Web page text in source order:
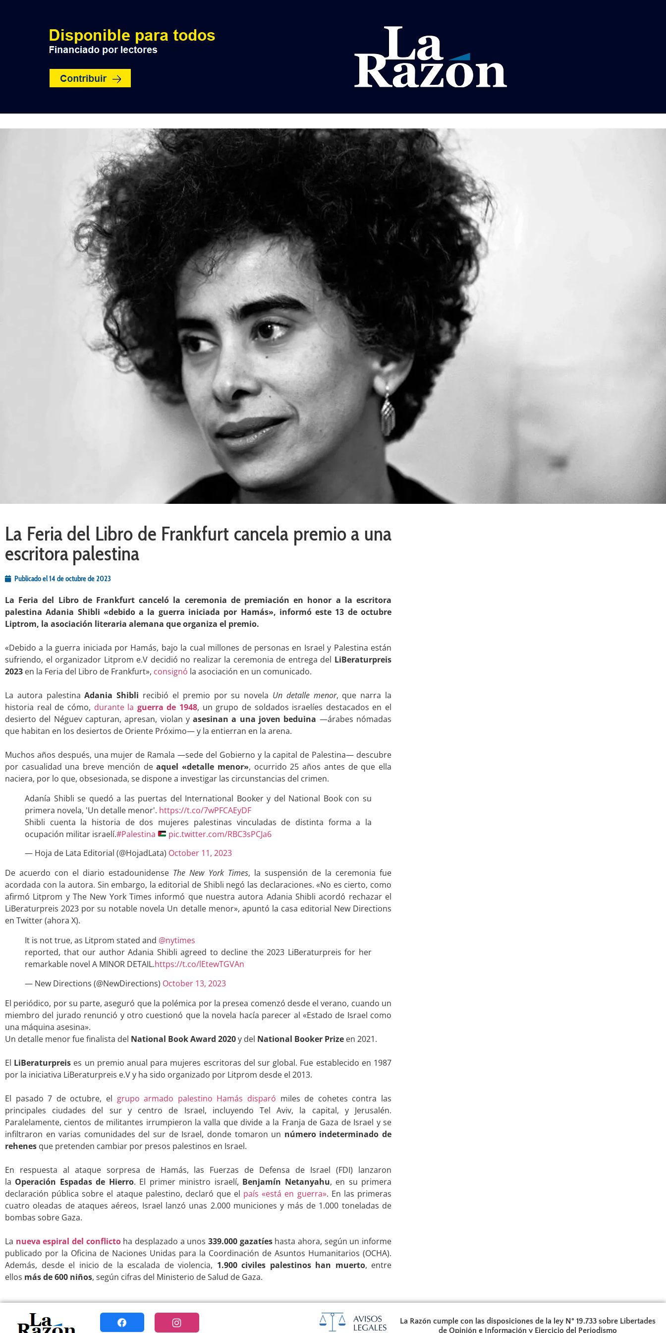
La Feria del Libro de Frankfurt cancela premio a una
escritora palestina
Publicado el14 de octubre de 2023
La Feria del Libro de Frankfurt canceló la ceremonia de premiación en honor a la escritora
palestina Adania Shibli «debido a la guerra iniciada por Hamás», informó este 13 de octubre
Liptrom, la asociación literaria alemana que organiza el premio.
«Debido a la guerra iniciada por Hamás, bajo la cual millones de personas en Israel y Palestina están
sufriendo, el organizador Litprom e.V decidió no realizar la ceremonia de entrega del LiBeraturpreis
2023 en la Feria del Libro de Frankfurt», consignó la asociación en un comunicado.
La autora palestinaAdania Shibli recibió el premio por su novela Un detalle menor, que narra la
historia real de cómo, durante la guerra de 1948, un grupo de soldados israelíes destacados en el
desierto del Néguev capturan, apresan, violan yasesinan a una joven beduina —árabes nómadas
que habitan en los desiertos de Oriente Próximo— y la entierran en la arena.
Muchos años después, una mujer de Ramala —sede del Gobierno y la capital de Palestina— descubre
por casualidad una breve mención deaquel «detalle menor», ocurrido 25 años antes de que ella
naciera, por lo que, obsesionada, se dispone a investigar las circunstancias del crimen.
Adanía Shibli se quedó a las puertas del International Booker y del National Book con su
primera novela, 'Un detalle menor'. https://t.co/7wPFCAEyDF
Shibli cuenta la historia de dos mujeres palestinas vinculadas de distinta forma a la
ocupación militar israelí.#Palestina
pic.twitter.com/RBC3sPCJa6
— Hoja de Lata Editorial (@HojadLata) October 11, 2023
De acuerdo con el diario estadounidense The New York Times, la suspensión de la ceremonia fue
acordada con la autora. Sin embargo, la editorial de Shibli negó las declaraciones. «No es cierto, como
afirmó Litprom y The New York Times informó que nuestra autora Adania Shibli acordó rechazar el
LiBeraturpreis 2023 por su notable novela Un detalle menor», apuntó la casa editorial New Directions
en Twitter (ahora X).
It is not true, as Litprom stated and @nytimes
reported, that our author Adania Shibli agreed to decline the 2023 LiBeraturpreis for her
remarkable novel A MINOR DETAIL.https://t.co/lEtewTGVAn
— New Directions (@NewDirections) October 13, 2023
El periódico, por su parte, aseguró que la polémica por la presea comenzó desde el verano, cuando un
miembro del jurado renunció y otro cuestionó que la novela hacía parecer al «Estado de Israel como
una máquina asesina».
Un detalle menor fue finalista del National Book Award 2020y del National Booker Prize en 2021.
El LiBeraturpreis es un premio anual para mujeres escritoras del sur global. Fue establecido en 1987
por la iniciativa LiBeraturpreis e.V y ha sido organizado por Litprom desde el 2013.
El pasado 7 de octubre, el grupo armado palestino Hamás disparó miles de cohetes contra las
principales ciudades del sur y centro de Israel, incluyendo Tel Aviv, la capital, y Jerusalén.
Paralelamente, cientos de militantes irrumpieron la valla que divide a la Franja de Gaza de Israel y se
infiltraron en varias comunidades del sur de Israel, donde tomaron un número indeterminado de
rehenes que pretenden cambiar por presos palestinos en Israel.
En respuesta al ataque sorpresa de Hamás, las Fuerzas de Defensa de Israel (FDI) lanzaron
la Operación Espadas de Hierro. El primer ministro israelí, Benjamín Netanyahu, en su primera
declaración pública sobre el ataque palestino, declaró que el país «está en guerra». En las primeras
cuatro oleadas de ataques aéreos, Israel lanzó unas 2.000 municiones y más de 1.000 toneladas de
bombas sobre Gaza.
La nueva espiral del conflictoha desplazado a unos339.000 gazatíes hasta ahora, según un informe
publicado por la Oficina de Naciones Unidas para la Coordinación de Asuntos Humanitarios (OCHA).
Además, desde el inicio de la escalada de violencia, 1.900 civiles palestinos han muerto, entre
ellos más de 600 niños, según cifras del Ministerio de Salud de Gaza.
La Razón cumple con las disposiciones de la ley N° 19.733 sobre Libertades
de Opinión e Información y Ejercicio del Periodismo